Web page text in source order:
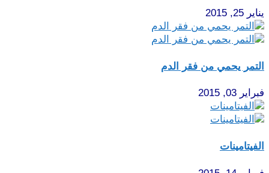
يناير 25, 2015
التمر يحمي من فقر الدم
فبراير 03, 2015
الفيتامينات